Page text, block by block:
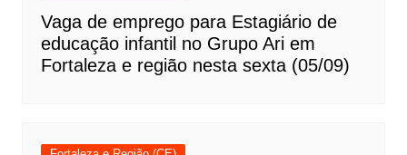
Vaga de emprego para Estagiário de
educação infantil no Grupo Ari em
Fortaleza e região nesta sexta (05/09)